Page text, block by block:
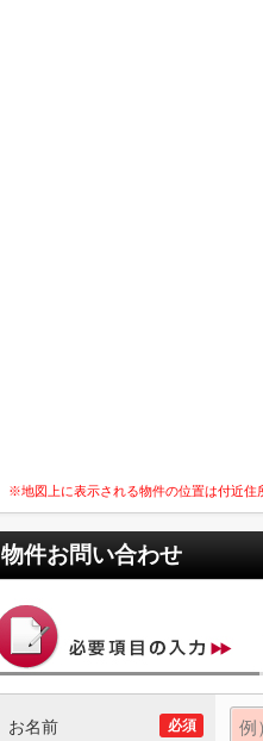
※地図上に表示される物件の位置は付近住
物件お問い合わせ
必須
お名前